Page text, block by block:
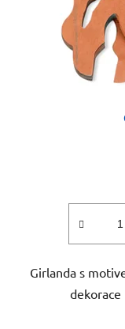
Girlanda s
dekorace